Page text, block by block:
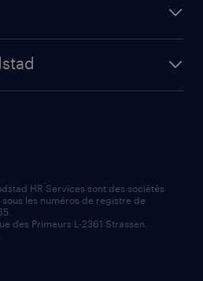
HR Services sont des sociétés
les numéros de registre de
des Primeurs L-2361 Strassen.